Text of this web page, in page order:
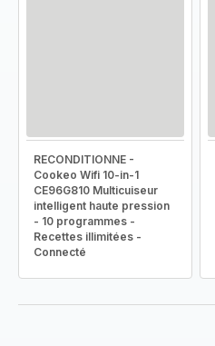
RECONDITIONNE -
Cookeo Wifi 10-in-1
CE96G810 Multicuiseur
intelligent haute pression
- 10 programmes -
Recettes illimitées -
Connecté